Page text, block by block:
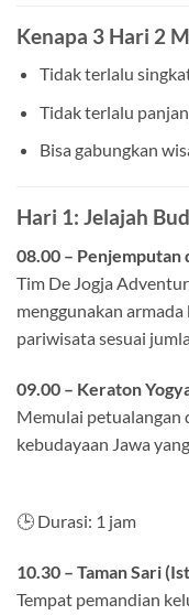
Kenapa 3 Hari 2
Tidak terlalu
Tidak terlalu
Bisa gabungkan
Hari 1: Jelajah
08.00 – Penjemputan
Tim De Jogja
menggunakan
pariwisata sesuai
09.00 – Keraton
Memulai petualangan
kebudayaan Jawa
🕒 Durasi: 1 jam
10.30 – Taman Sari
Tempat pemandian